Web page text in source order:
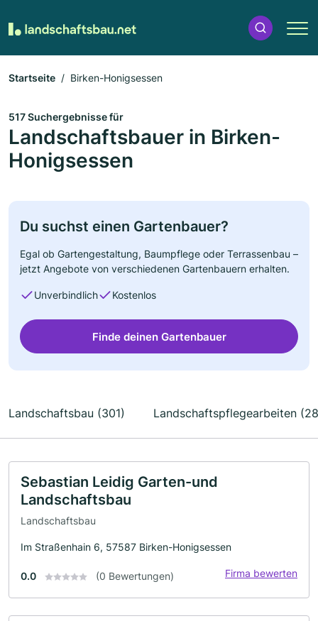
Startseite Birken-Honigsessen
517 Suchergebnisse für
Landschaftsbauer in Birken-
Honigsessen
Du suchst einen Gartenbauer?
Egal ob Gartengestaltung, Baumpflege oder Terrassenbau –
jetzt Angebote von verschiedenen Gartenbauern erhalten.
Unverbindlich Kostenlos
Finde deinen Gartenbauer
Landschaftsbau (301) Landschaftspflegearbeiten
Sebastian Leidig Garten-und
Landschaftsbau
Landschaftsbau
Im Straßenhain 6, 57587 Birken-Honigsessen
0.0 (0 Bewertungen) Firma bewerten